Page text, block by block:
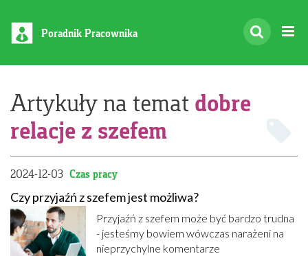
Poradnik Pracownika
Artykuły na temat dobre
relacje z szefem
2024-12-03 Czas pracy
Czy przyjaźń z szefem jest możliwa?
Przyjaźń z szefem może być bardzo trudna
- jesteśmy bowiem wówczas narażeni na
nieprzychylne komentarze